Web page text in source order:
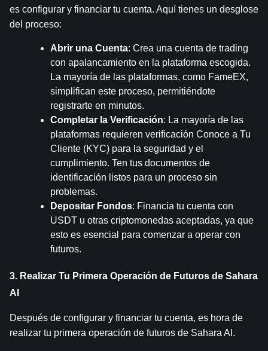
es configurar y financiar tu cuenta. Aquí tienes un desglose
del proceso:
Abrir una Cuenta: Crea una cuenta de trading
con apalancamiento en la plataforma escogida.
La mayoría de las plataformas, como FameEX,
simplifican este proceso, permitiéndote
registrarte en minutos.
Completar la Verificación: La mayoría de las
plataformas requieren verificación Conoce a Tu
Cliente (KYC) para la seguridad y el
cumplimiento. Ten tus documentos de
identificación listos para un proceso sin
problemas.
Depositar Fondos: Financia tu cuenta con
USDT u otras criptomonedas aceptadas, ya que
esto es esencial para comenzar a operar con
futuros.
3. Realizar Tu Primera Operación de Futuros de Sahara
AI
Después de configurar y financiar tu cuenta, es hora de
realizar tu primera operación de futuros de Sahara AI.